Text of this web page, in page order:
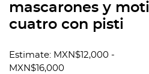
mascarones y
cuatro con pisti
Estimate: MXN$12,000 -
MXN$16,000